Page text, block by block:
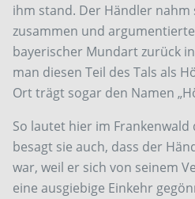
ihm stand. Der Händler nahm
zusammen und
bayerischer Mundart zurück
man diesen Teil des Tals als
Ort trägt sogar den Namen
So lautet hier im Frankenwald
besagt sie auch, dass der
war, weil er sich von seinem
eine ausgiebige Einkehr